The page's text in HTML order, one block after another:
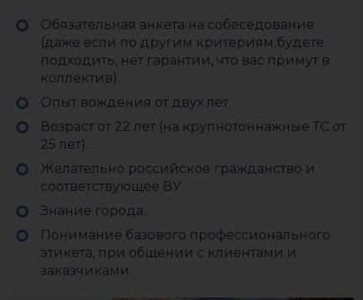
Обязательная анкета на собеседование
(даже если по другим критериям будете
подходить, нет гарантии, что вас примут в
коллектив).
Опыт вождения от двух лет.
Возраст от 22 лет (на крупнотоннажные ТС от
25 лет).
Желательно российское гражданство и
соответствующее ВУ.
Знание города.
Понимание базового профессионального
этикета, при общении с клиентами и
заказчиками.